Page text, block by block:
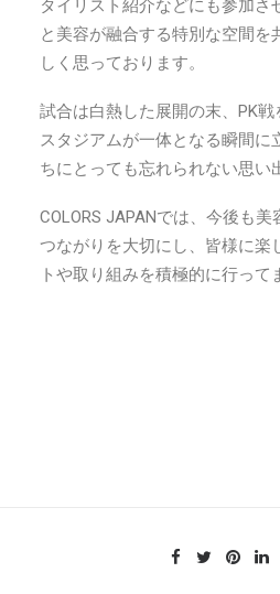
タイリスト紹介などにも参加さ
と美容が融合する特別な空間を
しく思っております。
試合は白熱した展開の末、PK戦
スタジアムが一体となる瞬間に
ちにとっても忘れられない思い
COLORS JAPANでは、今後も
つながりを大切にし、皆様に楽
トや取り組みを積極的に行って